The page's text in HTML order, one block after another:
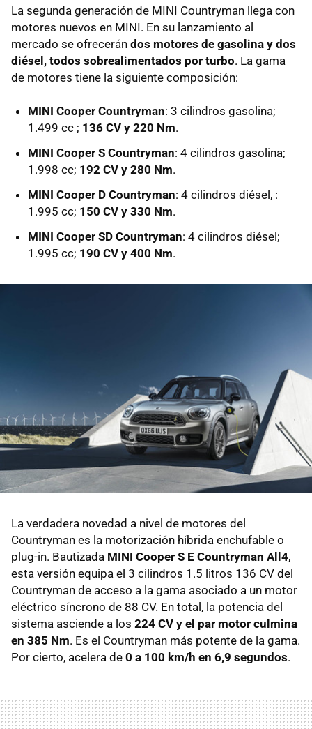
La segunda generación de MINI Countryman llega con
motores nuevos en MINI. En su lanzamiento al
mercado se ofrecerán dos motores de gasolina y dos
diésel, todos sobrealimentados por turbo. La gama
de motores tiene la siguiente composición:
MINI Cooper Countryman: 3 cilindros gasolina;
1.499 cc ; 136 CV y 220 Nm.
MINI Cooper S Countryman: 4 cilindros gasolina;
1.998 cc; 192 CV y 280 Nm.
MINI Cooper D Countryman: 4 cilindros diésel, :
1.995 cc; 150 CV y 330 Nm.
MINI Cooper SD Countryman: 4 cilindros diésel;
1.995 cc; 190 CV y 400 Nm.
La verdadera novedad a nivel de motores del
Countryman es la motorización híbrida enchufable o
plug-in. Bautizada MINI Cooper S E Countryman All4,
esta versión equipa el 3 cilindros 1.5 litros 136 CV del
Countryman de acceso a la gama asociado a un motor
eléctrico síncrono de 88 CV. En total, la potencia del
sistema asciende a los 224 CV y el par motor culmina
en 385 Nm. Es el Countryman más potente de la gama.
Por cierto, acelera de 0 a 100 km/h en 6,9 segundos.